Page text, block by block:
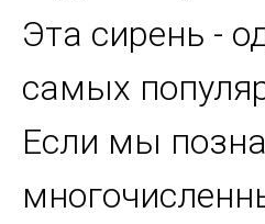
Эта сирень -
самых
Если мы